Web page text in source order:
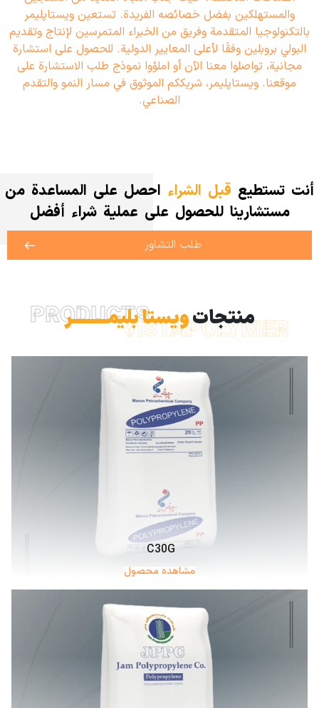
خصائصها الفريدة، لها تطبيقات واسعة في مختلف الصناعات وتلبي
احتياجات السوق المتنوعة. تستعين ویستاپلیمر بتقنيات متقدمة
وفريق من الخبراء ذوي الخبرة لإنتاج وتسويق منتجات البولي
إيثيلين وفقًا لأعلى المعايير الدولية. للحصول على استشارة مجانية،
تواصلوا معنا الآن أو املؤوا نموذج طلب الاستشارة على موقعنا.
ویستاپلیمر، شريككم الموثوق في مسار النمو والتقدم الصناعي.
أنت تستطيع قبل الشراء احصل على المساعدة من
مستشارينا للحصول على عملية شراء أفضل
طلب التشاور
PRODUCTS منتجاتویستا بلیمـــــــر
VISTAPOLYMER
C30G
مشاهده محصول